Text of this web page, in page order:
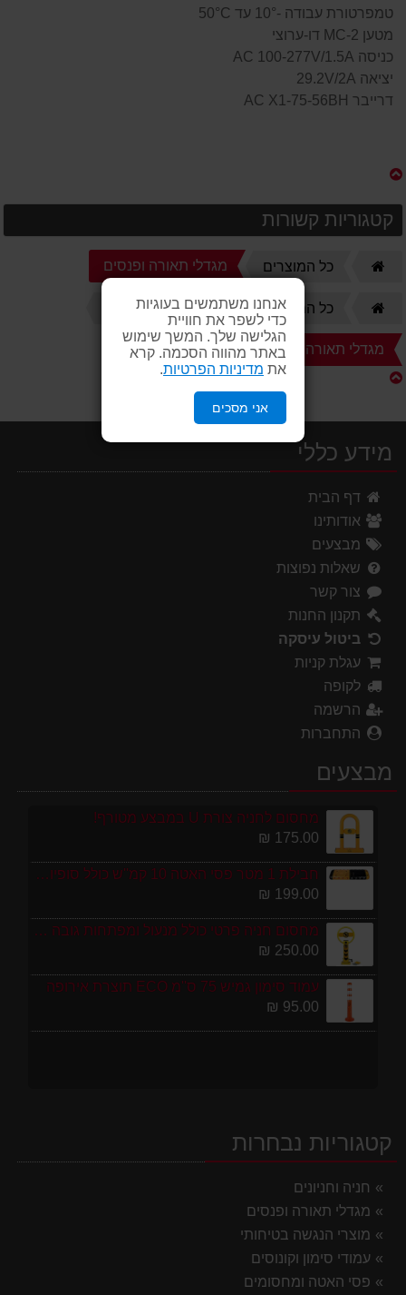
אנחנו משתמשים בעוגיות
כדי לשפר את חוויית
הגלישה שלך. המשך שימוש
באתר מהווה הסכמה. קרא
את מדיניות הפרטיות.
אני מסכים
טמפרטורת עבודה -10° עד 50°C
מטען MC-2 דו-ערוצי
כניסה AC 100-277V/1.5A
יציאה 29.2V/2A
דרייבר AC X1-75-56BH
קטגוריות קשורות
כל המוצרים מגדלי תאורה ופנסים
כל המוצרים מגדלי תאורה ופנסים
מגדלי תאורה
מידע כללי
דף הבית
אודותינו
מבצעים
שאלות נפוצות
צור קשר
תקנון החנות
ביטול עיסקה
עגלת קניות
לקופה
הרשמה
התחברות
מבצעים
מחסום לחניה צורת U במבצע מטורף!
175.00 ₪
חבילת 1 מטר פסי האטה 10 קמ''ש כולל סופיות מפלסטיק
199.00 ₪
מחסום חניה פרטי כולל מנעול ומפתחות גובה 70 ס"מ
250.00 ₪
עמוד סימון גמיש 75 ס''מ ECO תוצרת אירופה
95.00 ₪
קטגוריות נבחרות
חניה וחניונים
מגדלי תאורה ופנסים
מוצרי הנגשה בטיחותי
עמודי סימון וקונוסים
פסי האטה ומחסומים